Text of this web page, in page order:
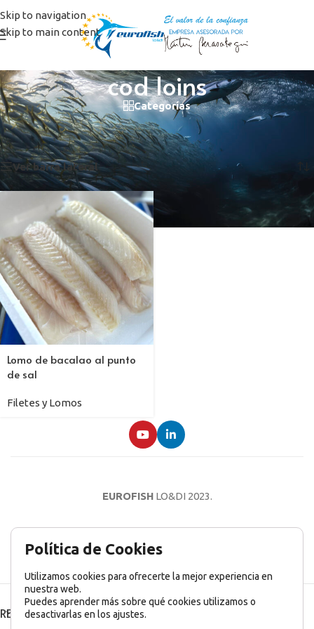
Skip to navigation
Skip to main content
cod loins
Categorías
Inicio/Productos etiquetados “cod loins”
Mostrando el único resultado
Ver barra lateral
Lomo de bacalao al punto
de sal
Filetes y Lomos
EUROFISHLO&DI 2023.
AVISO LEGAL POLÍTICA DE PRIVACIDAD
RECENT POSTS
Política de Cookies
Utilizamos cookies para ofrecerte la mejor experiencia en
nuestra web.
Puedes aprender más sobre qué cookies utilizamos o
desactivarlas en los ajustes.